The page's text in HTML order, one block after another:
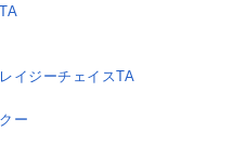
イジーチェイスTA
ー